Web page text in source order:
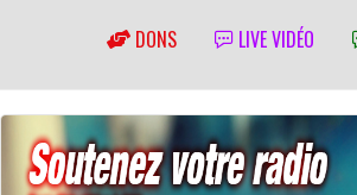
DONS LIVE VIDÉO